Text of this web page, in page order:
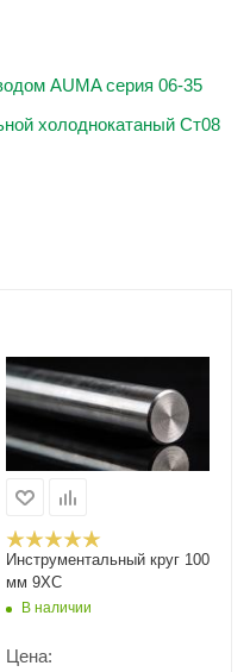
AUMA серия 06-35
холоднокатаный Ст08
Инструментальный круг 100
мм 9ХС
В наличии
Цена: